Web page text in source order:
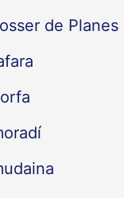
de Planes